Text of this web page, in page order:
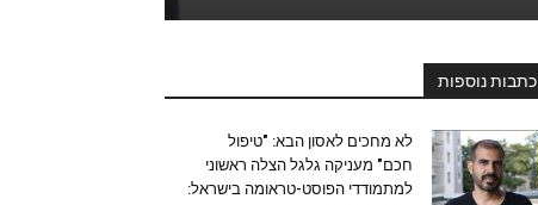
כתבות נוספות
לא מחכים לאסון הבא: "טיפול
חכם" מעניקה גלגל הצלה ראשוני
למתמודדי הפוסט-טראומה בישראל: